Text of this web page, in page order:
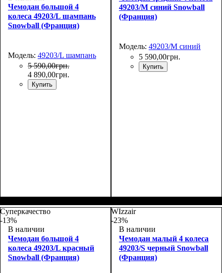
Чемодан большой 4
колеса 49203/L шампань
Snowball (Франция)
Модель: 49203/L шампань
5 590,00грн.
4 890,00грн.
Купить
76х51х31+5
49203/M синий Snowball
(Франция)
Модель: 49203/M синий
5 590,00грн.
Купить
66х45х27+5
Суперкачество
-13%
В наличии
Чемодан большой 4
колеса 49203/L красный
Snowball (Франция)
WIzzair
-23%
В наличии
Чемодан малый 4 колеса
49203/S черный Snowball
(Франция)